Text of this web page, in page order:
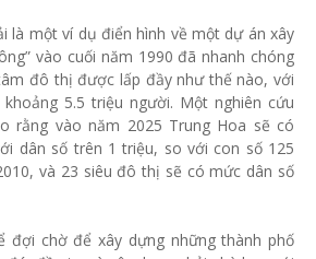
là một ví dụ điển hình về một dự án xây
vào cuối năm 1990 đã nhanh chóng
đô thị được lấp đầy như thế nào, với
5.5 triệu người. Một nghiên cứu
rằng vào năm 2025 Trung Hoa sẽ có
dân số trên 1 triệu, so với con số 125
và 23 siêu đô thị sẽ có mức dân số
đợi chờ để xây dựng những thành phố